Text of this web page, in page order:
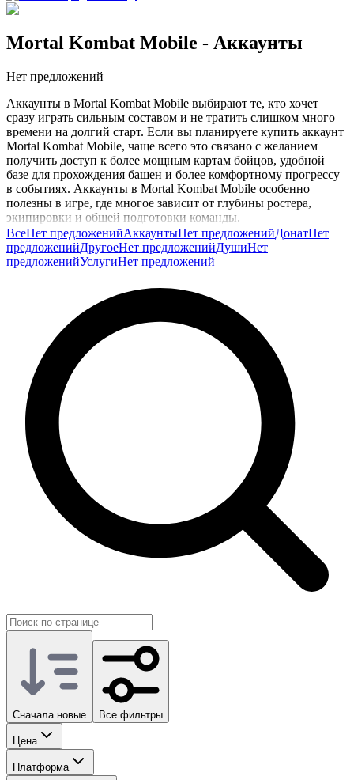
Mortal Kombat Mobile - Аккаунты
Нет предложений
Аккаунты в Mortal Kombat Mobile выбирают те, кто хочет
сразу играть сильным составом и не тратить слишком много
времени на долгий старт. Если вы планируете купить аккаунт
Mortal Kombat Mobile, чаще всего это связано с желанием
получить доступ к более мощным картам бойцов, удобной
базе для прохождения башен и более комфортному прогрессу
в событиях. Аккаунты в Mortal Kombat Mobile особенно
полезны в игре, где многое зависит от глубины ростера,
экипировки и общей подготовки команды.
Когда у вас уже есть сильный аккаунт, проще закрывать
сложные бои, участвовать в фракционных войнах и
тестировать разные связки бойцов без долгого ожидания
нужного развития. Это особенно удобно для игроков, которые
хотят быстрее дойти до интересного контента, вернуться в
игру после паузы или не тратить месяцы на медленный разгон
коллекции.
Купить аккаунт Mortal Kombat Mobile обычно решают тогда,
когда хотят быстрее войти в хороший игровой ритм и сразу
сосредоточиться на сильных командах и сложных
активностях. На GG.Store такие предложения размещают сами
игроки, поэтому категорию удобно использовать как
практичный вариант быстрого старта.
ВсеНет предложенийАккаунтыНет предложенийДонатНет
предложенийДругоеНет предложенийДушиНет
предложенийУслугиНет предложений
Сначала новые Все фильтры
Цена
Платформа